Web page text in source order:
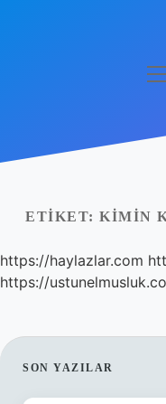
Yasal Uyarı
Hakkımızda
ETIKET: KIMIN
https://haylazlar.com
https://
SIDEBAR
SON YAZILAR